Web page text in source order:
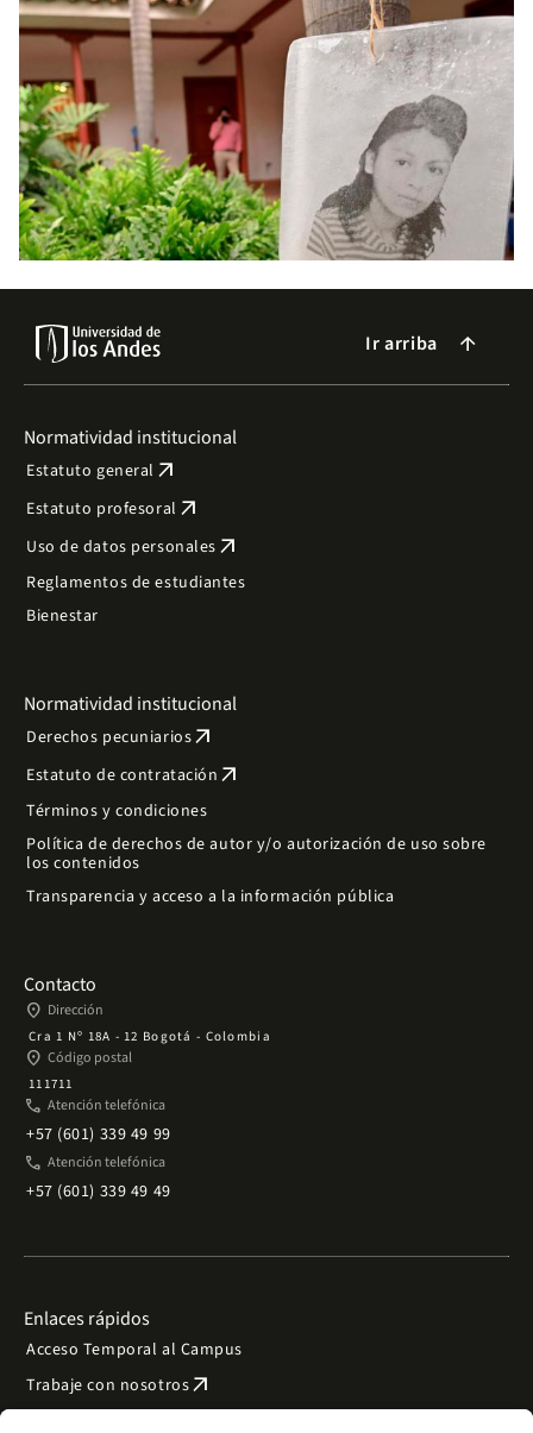
Ir arriba arrow_forward
Normatividad institucional
Estatuto general arrow_outward
Estatuto profesoral arrow_outward
Uso de datos personales arrow_outward
Reglamentos de estudiantes
Bienestar
Normatividad institucional
Derechos pecuniariosarrow_outward
Estatuto de contratación arrow_outward
Términos y condiciones
Política de derechos de autor y/o autorización de uso sobre
los contenidos
Transparencia y acceso a la información pública
Contacto
place Dirección
Cra 1 Nº 18A - 12 Bogotá - Colombia
place Código postal
111711
phone Atención telefónica
+57 (601) 339 49 99
phone Atención telefónica
+57 (601) 339 49 49
Enlaces rápidos
Acceso Temporal al Campus
Trabaje con nosotrosarrow_outward